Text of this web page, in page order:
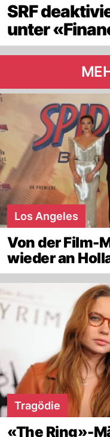
SRF
unter
Los Angeles
Von der Film-
wieder an
Tragödie
«The Ring»-